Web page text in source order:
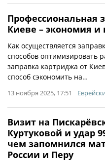
Профессиональная
Киеве – экономия и
Как осуществляется
способов оптимизировать
заправка картриджа от
способ сэкономить на…
13 ноября 2025, 17:51
Визит на
Куртуковой и удар
чем запомнился
России и Перу